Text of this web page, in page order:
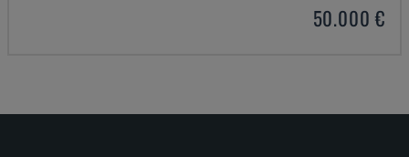
50.000 €